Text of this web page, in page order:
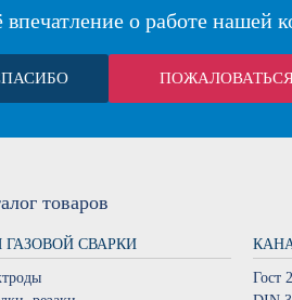
о работе нашей
товаров
ГАЗОВОЙ СВАРКИ
Гост